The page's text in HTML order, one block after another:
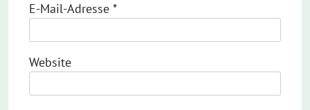
E-Mail-Adresse *
Website